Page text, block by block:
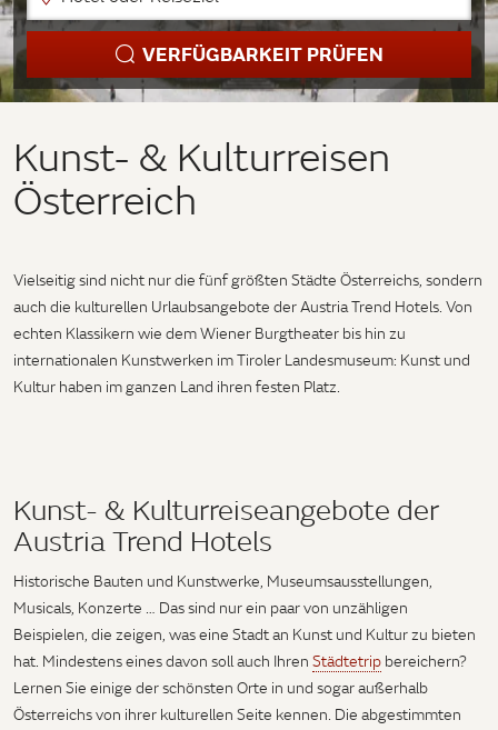
VERFÜGBARKEIT PRÜFEN
Kunst- & Kulturreisen
Österreich
Vielseitig sind nicht nur die fünf größten Städte Österreichs, sondern
auch die kulturellen Urlaubsangebote der Austria Trend Hotels. Von
echten Klassikern wie dem Wiener Burgtheater bis hin zu
internationalen Kunstwerken im Tiroler Landesmuseum: Kunst und
Kultur haben im ganzen Land ihren festen Platz.
Kunst- & Kulturreiseangebote der
Austria Trend Hotels
Historische Bauten und Kunstwerke, Museumsausstellungen,
Musicals, Konzerte … Das sind nur ein paar von unzähligen
Beispielen, die zeigen, was eine Stadt an Kunst und Kultur zu bieten
hat. Mindestens eines davon soll auch Ihren Städtetrip bereichern?
Lernen Sie einige der schönsten Orte in und sogar außerhalb
Österreichs von ihrer kulturellen Seite kennen. Die abgestimmten